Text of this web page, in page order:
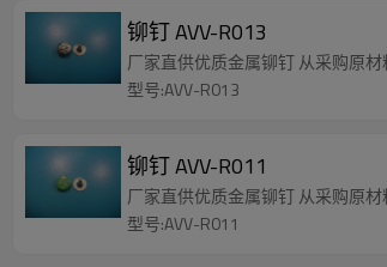
铆钉 AVV-R013
厂家直供优质金属铆钉 从采购原
型号:AVV-R013
铆钉 AVV-R011
厂家直供优质金属铆钉 从采购原
型号:AVV-R011